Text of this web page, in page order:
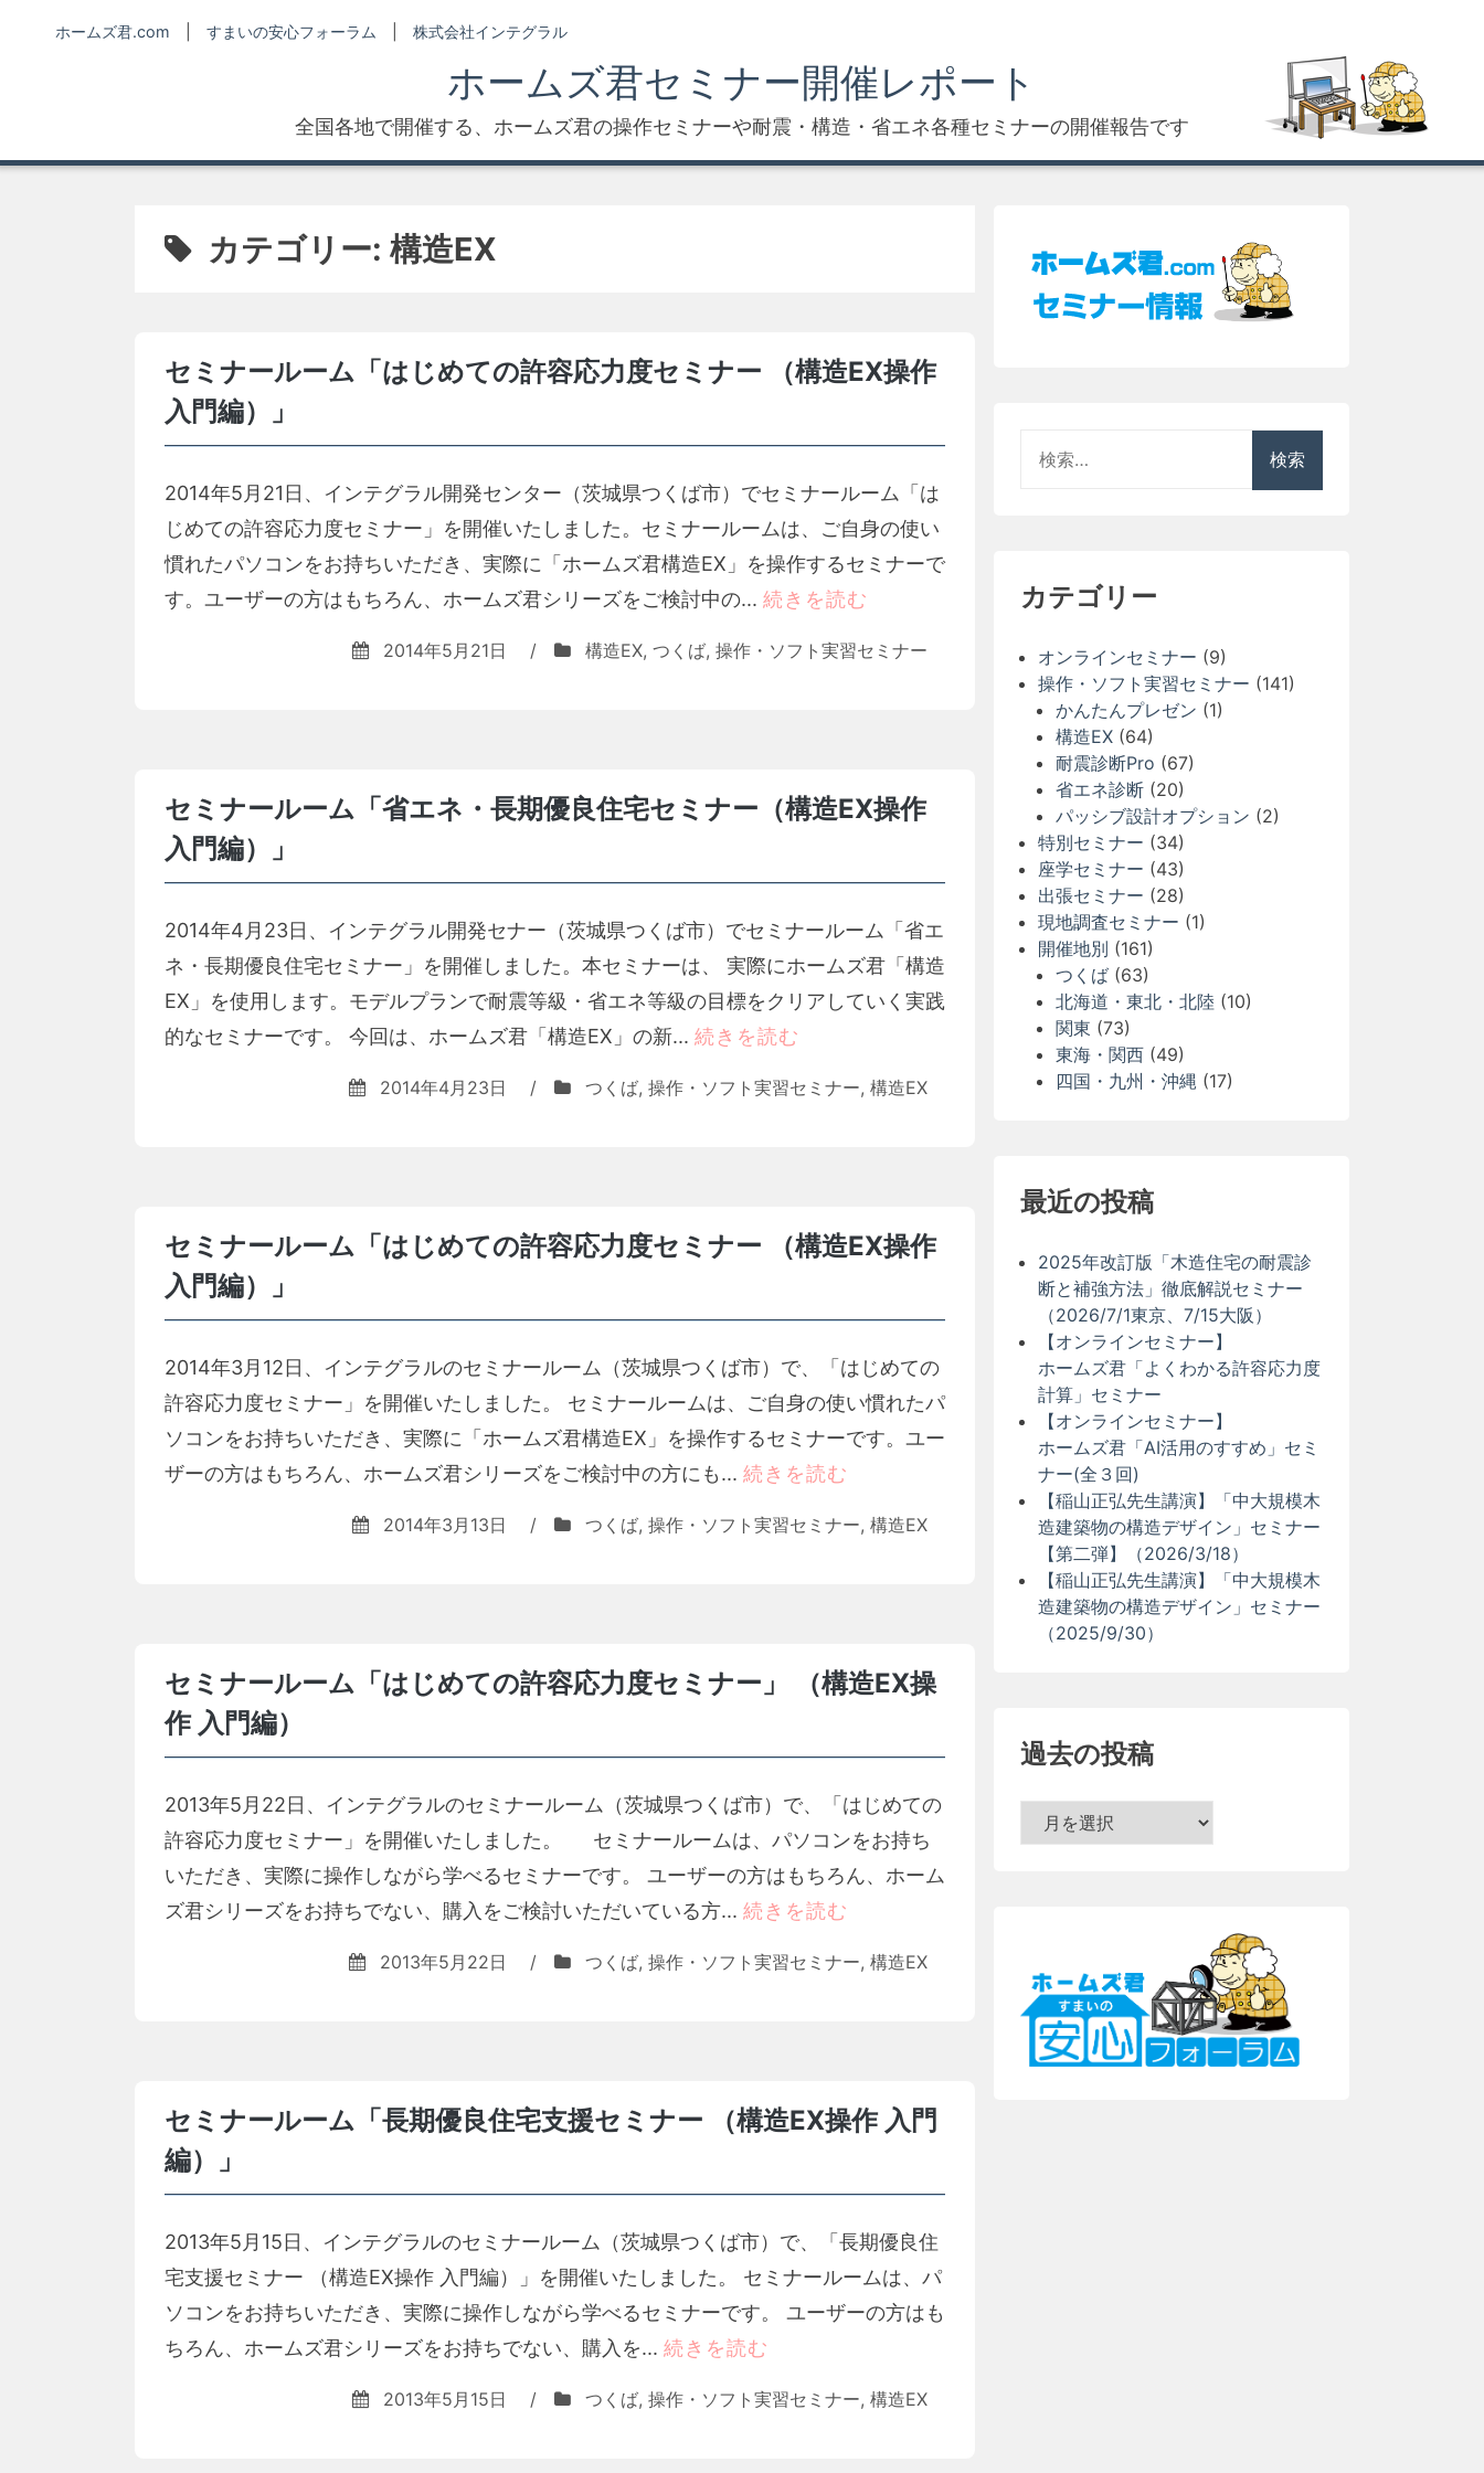
ホームズ君.com すまいの安心フォーラム 株式会社インテグラル
ホームズ君セミナー開催レポート
全国各地で開催する、ホームズ君の操作セミナーや耐震・構造・省エネ各種セミナーの開催報告です
カテゴリー:構造EX
セミナールーム「はじめての許容応力度セミナー （構造EX操作
入門編）」
2014年5月21日、インテグラル開発センター（茨城県つくば市）でセミナールーム「は
じめての許容応力度セミナー」を開催いたしました。セミナールームは、ご自身の使い
慣れたパソコンをお持ちいただき、実際に「ホームズ君構造EX」を操作するセミナーで
す。ユーザーの方はもちろん、ホームズ君シリーズをご検討中の... 続きを読む
2014年5月21日 / 構造EX, つくば, 操作・ソフト実習セミナー
セミナールーム「省エネ・長期優良住宅セミナー（構造EX操作
入門編）」
2014年4月23日、インテグラル開発セナー（茨城県つくば市）でセミナールーム「省エ
ネ・長期優良住宅セミナー」を開催しました。本セミナーは、 実際にホームズ君「構造
EX」を使用します。モデルプランで耐震等級・省エネ等級の目標をクリアしていく実践
的なセミナーです。 今回は、ホームズ君「構造EX」の新... 続きを読む
2014年4月23日 / つくば, 操作・ソフト実習セミナー, 構造EX
セミナールーム「はじめての許容応力度セミナー （構造EX操作
入門編）」
2014年3月12日、インテグラルのセミナールーム（茨城県つくば市）で、「はじめての
許容応力度セミナー」を開催いたしました。 セミナールームは、ご自身の使い慣れたパ
ソコンをお持ちいただき、実際に「ホームズ君構造EX」を操作するセミナーです。ユー
ザーの方はもちろん、ホームズ君シリーズをご検討中の方にも... 続きを読む
2014年3月13日 / つくば, 操作・ソフト実習セミナー, 構造EX
セミナールーム「はじめての許容応力度セミナー」 （構造EX操
作 入門編）
2013年5月22日、インテグラルのセミナールーム（茨城県つくば市）で、「はじめての
許容応力度セミナー」を開催いたしました。 セミナールームは、パソコンをお持ち
いただき、実際に操作しながら学べるセミナーです。 ユーザーの方はもちろん、ホーム
ズ君シリーズをお持ちでない、購入をご検討いただいている方... 続きを読む
2013年5月22日 / つくば, 操作・ソフト実習セミナー, 構造EX
セミナールーム「長期優良住宅支援セミナー （構造EX操作 入門
編）」
2013年5月15日、インテグラルのセミナールーム（茨城県つくば市）で、「長期優良住
宅支援セミナー （構造EX操作 入門編）」を開催いたしました。 セミナールームは、パ
ソコンをお持ちいただき、実際に操作しながら学べるセミナーです。 ユーザーの方はも
ちろん、ホームズ君シリーズをお持ちでない、購入を... 続きを読む
2013年5月15日 / つくば, 操作・ソフト実習セミナー, 構造EX
索:
カテゴリー
オンラインセミナー (9)
操作・ソフト実習セミナー (141)
かんたんプレゼン (1)
構造EX (64)
耐震診断Pro (67)
省エネ診断 (20)
パッシブ設計オプション (2)
特別セミナー (34)
座学セミナー (43)
出張セミナー (28)
現地調査セミナー (1)
開催地別 (161)
つくば (63)
北海道・東北・北陸 (10)
関東 (73)
東海・関西 (49)
四国・九州・沖縄 (17)
最近の投稿
2025年改訂版「木造住宅の耐震診
断と補強方法」徹底解説セミナー
（2026/7/1東京、7/15大阪）
【オンラインセミナー】
ホームズ君「よくわかる許容応力度
計算」セミナー
【オンラインセミナー】
ホームズ君「AI活用のすすめ」セミ
ナー(全３回)
【稲山正弘先生講演】「中大規模木
造建築物の構造デザイン」セミナー
【第二弾】（2026/3/18）
【稲山正弘先生講演】「中大規模木
造建築物の構造デザイン」セミナー
（2025/9/30）
過去の投稿
去